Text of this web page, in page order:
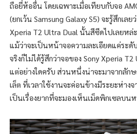
ถือยี่ห้ออื่น โดยเฉพาะเมื่อเทียบกับจอ
(ยกเว้น Samsung Galaxy S5) จะรู้สึกเล
Xperia T2 Ultra Dual นั้นสีซีดไปเลยห
แม้ว่าจะเป็นหน้าจอความละเอียดแค่ระดั
จริงก็ไม่ได้รู้สึกว่าจอของ Sony Xperia
แต่อย่างใดครับ ส่วนหนึ่งน่าจะมาจากลัก
เล็ต ที่เวลาใช้งานจะค่อนข้างมีระยะห่าง
เป็นเรื่องยากที่จะมองเห็นเม็ดพิกเซลบน